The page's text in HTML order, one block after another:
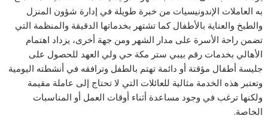
به العاملات الإندونيسيات من خبرة طويلة في إدارة شؤون المنزل
والطبخ والعناية بالأطفال كما تشتهر بخدماتها الدقيقة والمنظمة التي
تضمن راحة الأسرة على مدار الشهر ومن جهة أخرى، يزداد اهتمام
الأهالي بخدمات رقم بيبي ستر مكة حي ولي العهد للحصول على
جليسة أطفال مؤقتة أو دائمة تهتم بالطفل وترافقه في أنشطته اليومية
وتعتبر هذه الخدمة مثالية للعائلات التي لا تحتاج إلى عاملة مقيمة
ولكنها ترغب في وجود مساعدة أثناء أوقات العمل أو المناسبات
الخاصة.